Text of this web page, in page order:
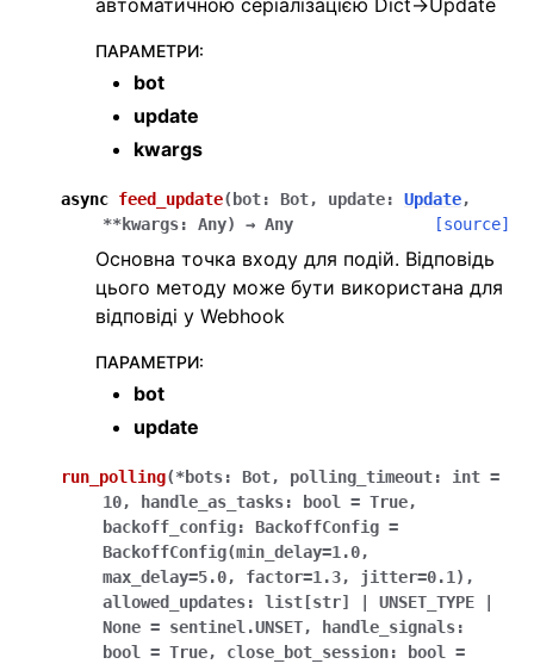
автоматичною серіалізацією Dict->Update
ПАРАМЕТРИ:
bot
update
kwargs
async feed_update( bot: Bot, update: Update,
**kwargs: Any) → Any [source]
Основна точка входу для подій. Відповідь
цього методу може бути використана для
відповіді у Webhook
ПАРАМЕТРИ:
bot
update
run_polling(*bots: Bot, polling_timeout: int =
10, handle_as_tasks: bool = True,
backoff_config: BackoffConfig =
BackoffConfig(min_delay=1.0,
max_delay=5.0,
factor=1.3, jitter=0.1) ,
allowed_updates: list [str] UNSET_TYPE
None = sentinel.UNSET, handle_signals:
bool
= True, close_bot_session: bool
=